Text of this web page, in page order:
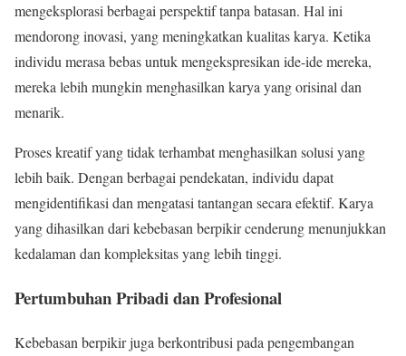
mengeksplorasi berbagai perspektif tanpa batasan. Hal ini
mendorong inovasi, yang meningkatkan kualitas karya. Ketika
individu merasa bebas untuk mengekspresikan ide-ide mereka,
mereka lebih mungkin menghasilkan karya yang orisinal dan
menarik.
Proses kreatif yang tidak terhambat menghasilkan solusi yang
lebih baik. Dengan berbagai pendekatan, individu dapat
mengidentifikasi dan mengatasi tantangan secara efektif. Karya
yang dihasilkan dari kebebasan berpikir cenderung menunjukkan
kedalaman dan kompleksitas yang lebih tinggi.
Pertumbuhan Pribadi dan Profesional
Kebebasan berpikir juga berkontribusi pada pengembangan